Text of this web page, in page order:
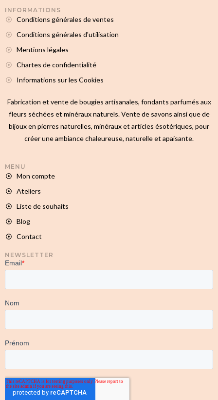
INFORMATIONS
Conditions générales de ventes
Conditions générales d'utilisation
Mentions légales
Chartes de confidentialité
Informations sur les Cookies
Fabrication et vente de bougies artisanales, fondants parfumés aux
fleurs séchées et minéraux naturels. Vente de savons ainsi que de
bijoux en pierres naturelles, minéraux et articles ésotériques, pour
créer une ambiance chaleureuse, naturelle et apaisante.
MENU
Mon compte
Ateliers
Liste de souhaits
Blog
Contact
NEWSLETTER